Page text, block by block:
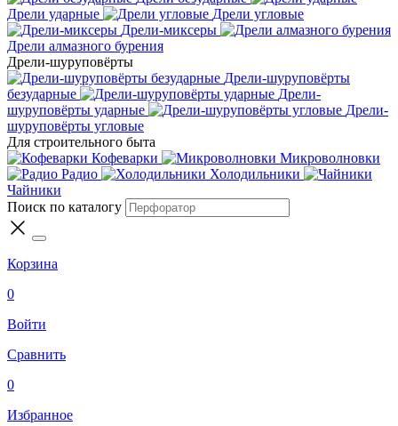
Дрели ударные
Дрели угловые
Дрели-миксеры
Дрели алмазного бурения
Дрели-шуруповёрты
Дрели-шуруповёрты
безударные
Дрели-
шуруповёрты ударные
Дрели-
шуруповёрты угловые
Для строительного быта
Кофеварки
Микроволновки
Радио
Холодильники
Чайники
Поиск по каталогу
Корзина
0
Войти
Сравнить
0
Избранное